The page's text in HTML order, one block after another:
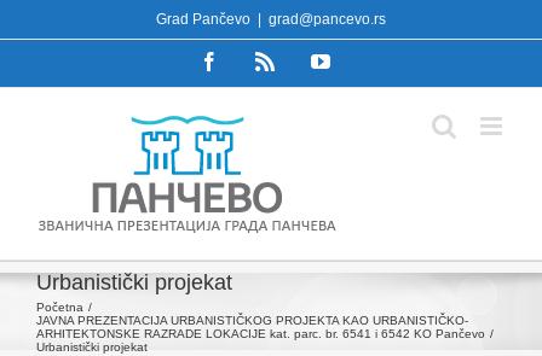
to
Grad Pančevo grad@pancevo.rs
FacebookRss YouTube
Urbanistički projekat
Početna
JAVNA PREZENTACIJA URBANISTIČKOG PROJEKTA KAO URBANISTIČKO-
ARHITEKTONSKE RAZRADE LOKACIJE kat. parc. br. 6541 i 6542 KO Pančevo
Urbanistički projekat